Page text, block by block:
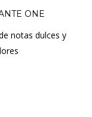
ONE
notas dulces y